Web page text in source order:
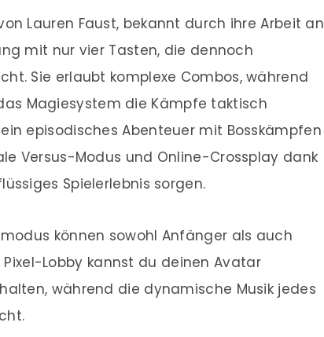
Lauren Faust, bekannt durch ihre Arbeit an
mit nur vier Tasten, die dennoch
Sie erlaubt komplexe Combos, während
Magiesystem die Kämpfe taktisch
episodisches Abenteuer mit Bosskämpfen
Versus-Modus und Online-Crossplay dank
Spielerlebnis sorgen.
können sowohl Anfänger als auch
Pixel-Lobby kannst du deinen Avatar
während die dynamische Musik jedes